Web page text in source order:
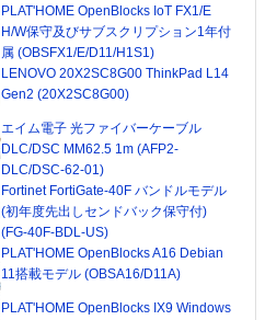
PLAT'HOME OpenBlocks IoT FX1/E
H/W保守及びサブスクリプション1年付
属 (OBSFX1/E/D11/H1S1)
LENOVO 20X2SC8G00 ThinkPad L14
Gen2 (20X2SC8G00)
エイム電子 光ファイバーケーブル
DLC/DSC MM62.5 1m (AFP2-
DLC/DSC-62-01)
Fortinet FortiGate-40F バンドルモデル
(初年度先出しセンドバック保守付)
(FG-40F-BDL-US)
PLAT'HOME OpenBlocks A16 Debian
11搭載モデル (OBSA16/D11A)
PLAT'HOME OpenBlocks IX9 Windows